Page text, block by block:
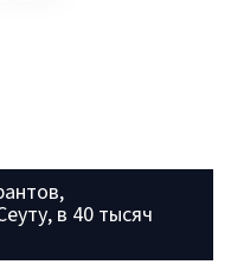
в 40 тысяч